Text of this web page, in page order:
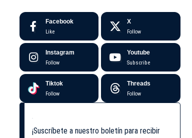
Facebook
Like
X
Follow
Instagram
Follow
Youtube
Subscribe
Tiktok
Follow
Threads
Follow
¡Suscríbete a nuestro boletín para recibir